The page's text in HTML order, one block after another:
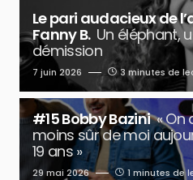
Le pari audacieux de
Fanny B. Un éléphant,
démission
7 juin 2026 3 minutes de
#15 Bobby Bazini « On
moins sûr de moi
19 ans »
29 mai 2026 1 minutes de